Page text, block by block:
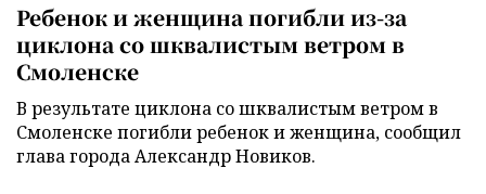
Ребенок и женщина погибли из-за
циклона со шквалистым ветром в
Смоленске
В результате циклона со шквалистым ветром в
Смоленске погибли ребенок и женщина, сообщил
глава города Александр Новиков.